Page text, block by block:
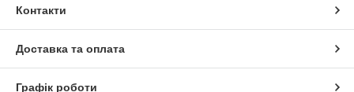
Контакти
Доставка та оплата
Графік роботи